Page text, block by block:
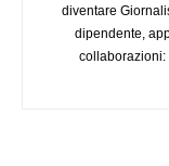
diventare
dipendente,
collaborazioni: